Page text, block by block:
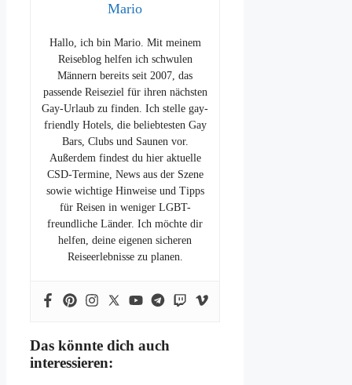
Mario
Hallo, ich bin Mario. Mit meinem
Reiseblog helfen ich schwulen
Männern bereits seit 2007, das
passende Reiseziel für ihren nächsten
Gay-Urlaub zu finden. Ich stelle gay-
friendly Hotels, die beliebtesten Gay
Bars, Clubs und Saunen vor.
Außerdem findest du hier aktuelle
CSD-Termine, News aus der Szene
sowie wichtige Hinweise und Tipps
für Reisen in weniger LGBT-
freundliche Länder. Ich möchte dir
helfen, deine eigenen sicheren
Reiseerlebnisse zu planen.
Das könnte dich auch
interessieren: